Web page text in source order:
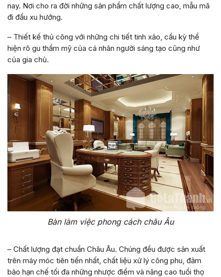
nay. Nơi cho ra đời những sản phẩm chất lượng cao, mẫu mã
đi đầu xu hướng.
– Thiết kế thủ công với những chi tiết tinh xảo, cầu kỳ thể
hiện rõ gu thẩm mỹ của cá nhân người sáng tạo cũng như
của gia chủ.
Bàn làm việc phong cách châu Âu
– Chất lượng đạt chuẩn Châu Âu. Chúng đều được sản xuất
trên máy móc tiên tiến nhất, chất liệu xử lý công phu, đảm
bảo hạn chế tối đa những nhược điểm và nâng cao tuổi thọ